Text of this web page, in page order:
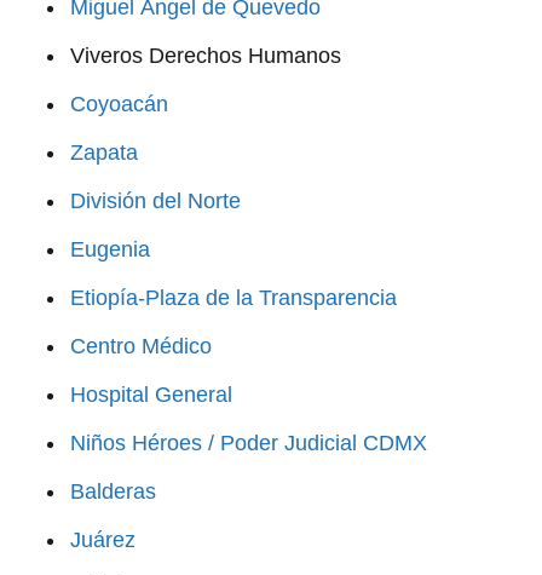
Miguel Ángel de Quevedo
Viveros Derechos Humanos
Coyoacán
Zapata
División del Norte
Eugenia
Etiopía-Plaza de la Transparencia
Centro Médico
Hospital General
Niños Héroes / Poder Judicial CDMX
Balderas
Juárez